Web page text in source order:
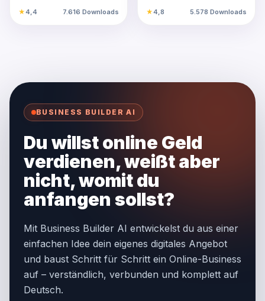
Marketing. Einfach erklär…
★4,4 7.616 Downloads
Leitfaden!
Einkommen. Schritt-für-Sc…
★4,8 5.578 Downloads
BUSINESS BUILDER AI
Du willst online Geld
verdienen, weißt aber
nicht, womit du
anfangen sollst?
Mit Business Builder AI entwickelst du aus einer
einfachen Idee dein eigenes digitales Angebot
und baust Schritt für Schritt ein Online-Business
auf – verständlich, verbunden und komplett auf
Deutsch.